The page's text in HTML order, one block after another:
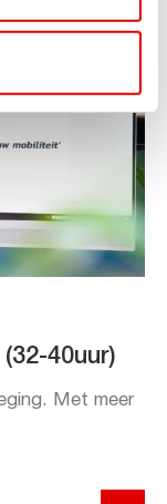
40uur)
Met meer